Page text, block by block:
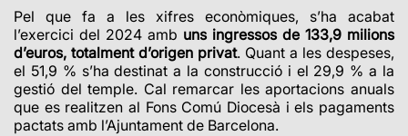
Pel que fa a les xifres econòmiques, s’ha acabat
l’exercici del 2024 amb uns ingressos de 133,9 milions
d’euros, totalment d’origen privat. Quant a les despeses,
el 51,9 % s’ha destinat a la construcció i el 29,9 % a la
gestió del temple. Cal remarcar les aportacions anuals
que es realitzen al Fons Comú Diocesà i els pagaments
pactats amb l’Ajuntament de Barcelona.